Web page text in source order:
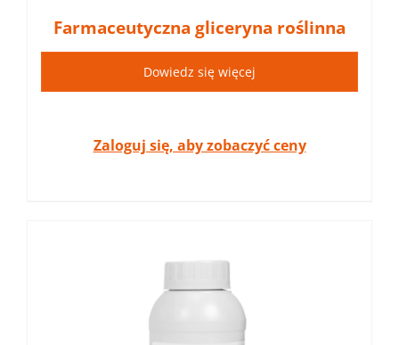
Farmaceutyczna gliceryna roślinna
Dowiedz się więcej
Zaloguj się, aby zobaczyć ceny